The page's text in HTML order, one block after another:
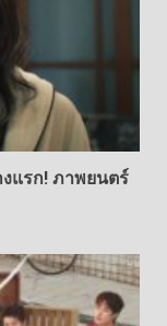
งแรก! ภาพยนตร์